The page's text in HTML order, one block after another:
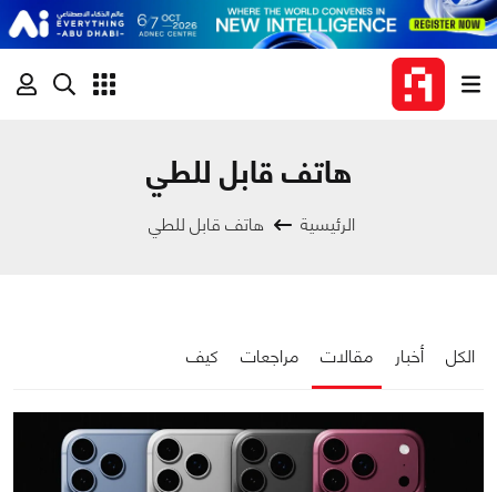
هاتف قابل للطي
الرئيسية هاتف قابل للطي
الكل أخبار مقالات مراجعات كيف